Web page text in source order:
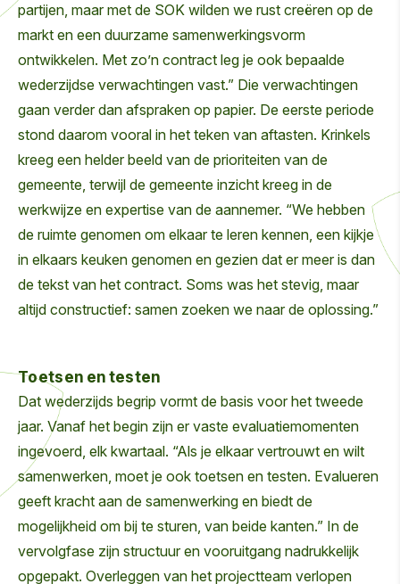
partijen, maar met de SOK wilden we rust creëren op de
markt en een duurzame samenwerkingsvorm
ontwikkelen. Met zo’n contract leg je ook bepaalde
wederzijdse verwachtingen vast.” Die verwachtingen
gaan verder dan afspraken op papier. De eerste periode
stond daarom vooral in het teken van aftasten. Krinkels
kreeg een helder beeld van de prioriteiten van de
gemeente, terwijl de gemeente inzicht kreeg in de
werkwijze en expertise van de aannemer. “We hebben
de ruimte genomen om elkaar te leren kennen, een kijkje
in elkaars keuken genomen en gezien dat er meer is dan
de tekst van het contract. Soms was het stevig, maar
altijd constructief: samen zoeken we naar de oplossing.”
Toetsen en testen
Dat wederzijds begrip vormt de basis voor het tweede
jaar. Vanaf het begin zijn er vaste evaluatiemomenten
ingevoerd, elk kwartaal. “Als je elkaar vertrouwt en wilt
samenwerken, moet je ook toetsen en testen. Evalueren
geeft kracht aan de samenwerking en biedt de
mogelijkheid om bij te sturen, van beide kanten.” In de
vervolgfase zijn structuur en vooruitgang nadrukkelijk
opgepakt. Overleggen van het projectteam verlopen